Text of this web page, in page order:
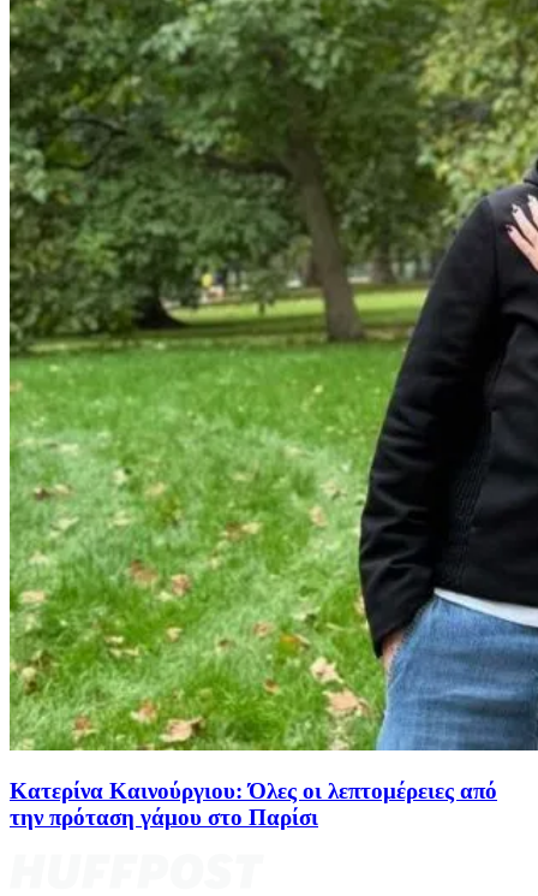
Κατερίνα Καινούργιου: Όλες οι λεπτομέρειες από
την πρόταση γάμου στο Παρίσι